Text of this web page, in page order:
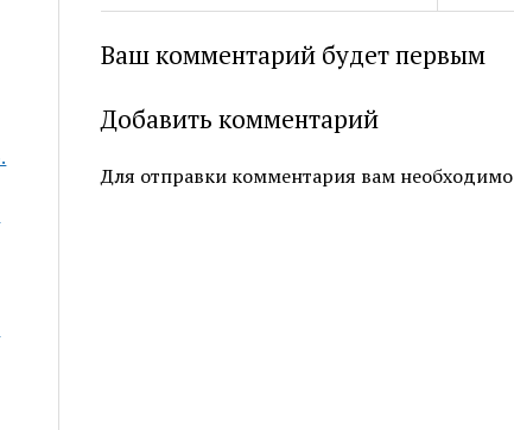
Ваш комментарий будет первым
Добавить комментарий
Для отправки комментария вам необходимо